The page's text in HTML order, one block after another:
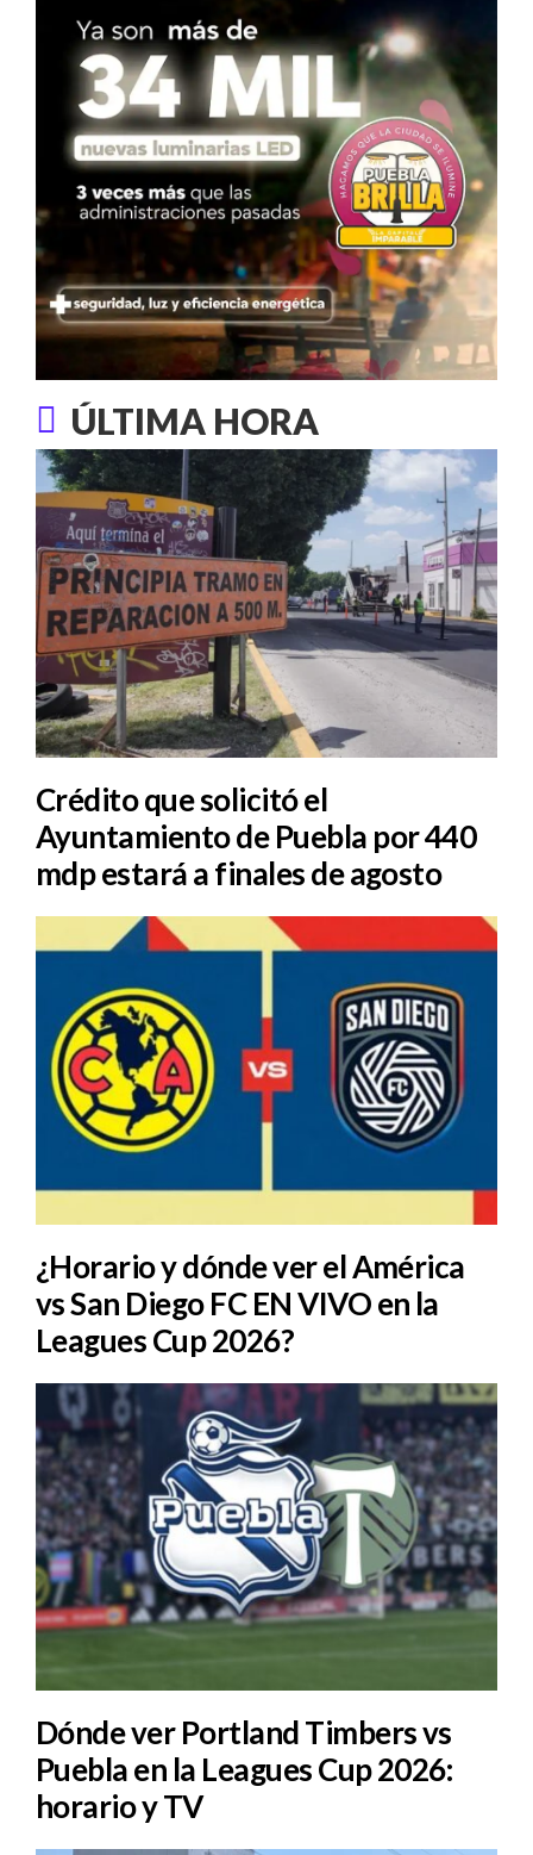
ÚLTIMA HORA
Crédito que solicitó el
Ayuntamiento de Puebla por 440
mdp estará a finales de agosto
¿Horario y dónde ver el América
vs San Diego FC EN VIVO en la
Leagues Cup 2026?
Dónde ver Portland Timbers vs
Puebla en la Leagues Cup 2026:
horario y TV